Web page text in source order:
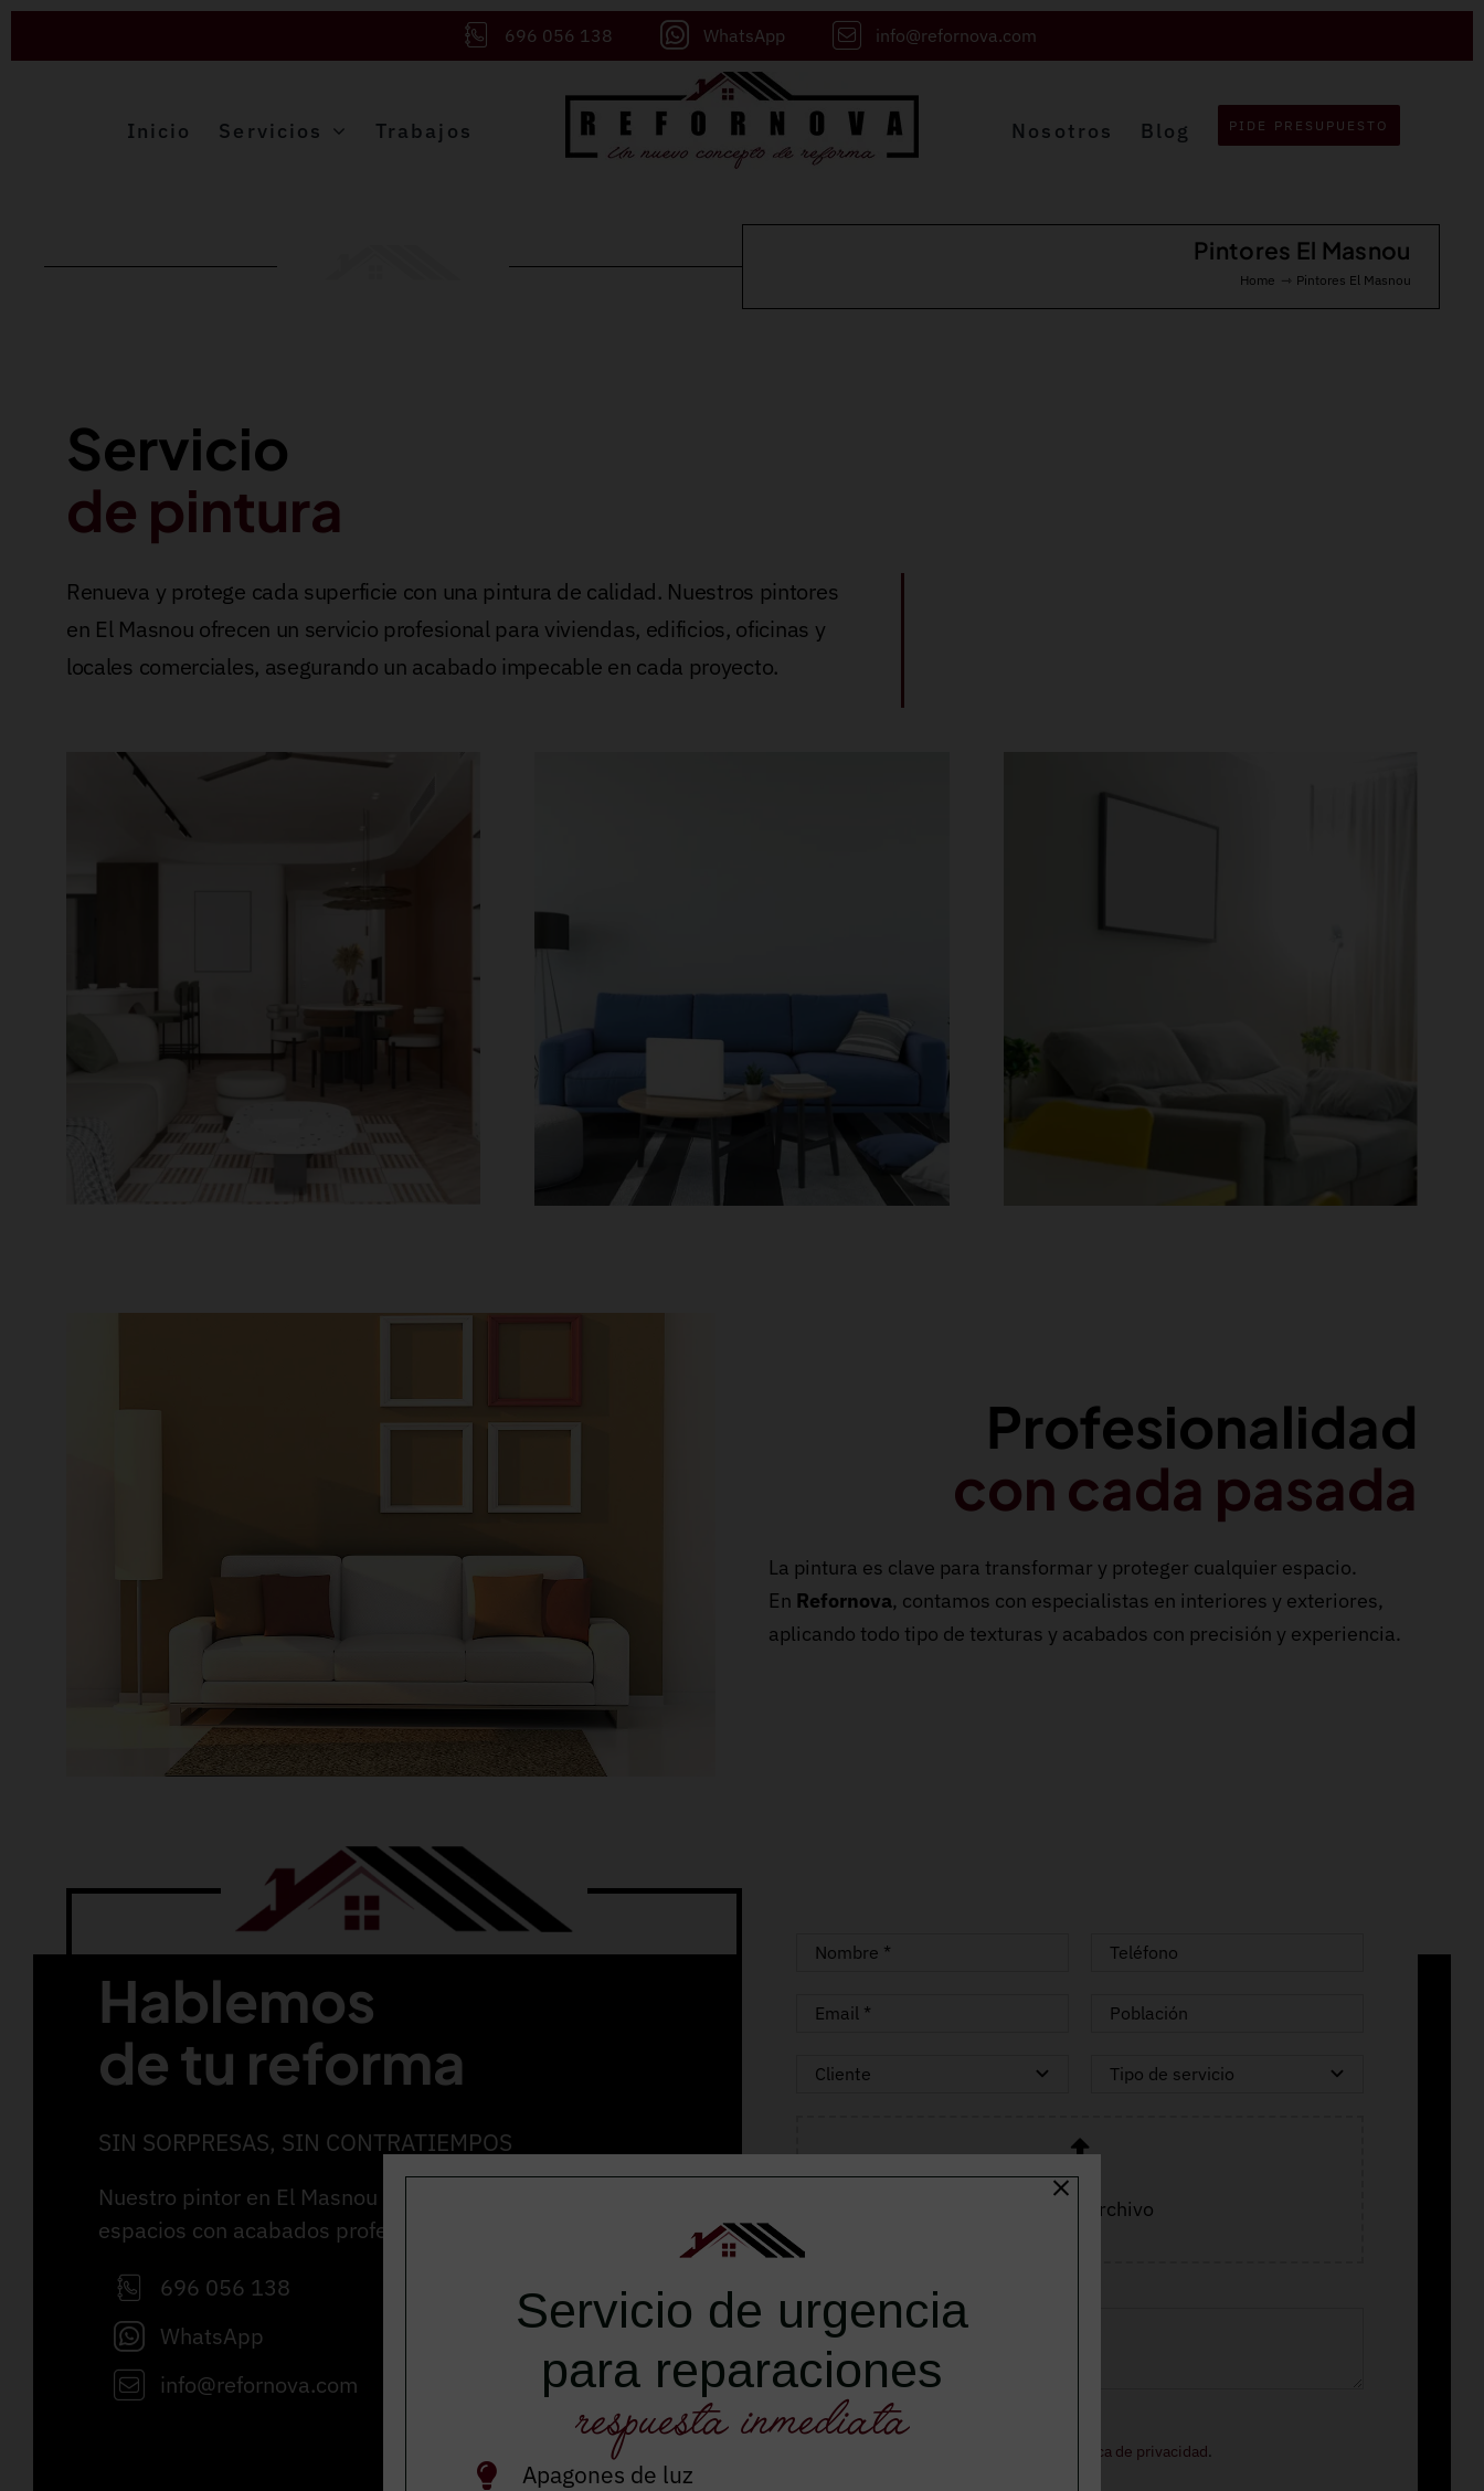
Saltar
696 056 138 WhatsApp info@refornova.com
Inicio Servicios Trabajos Nosotros Blog PIDE PRESUPUESTO
Pintores El Masnou
Home Pintores El Masnou
Servicio
de pintura
Renueva y protege cada superficie con una pintura de calidad. Nuestros pintores
en El Masnou ofrecen un servicio profesional para viviendas, edificios, oficinas y
locales comerciales, asegurando un acabado impecable en cada proyecto.
Profesionalidad
con cada pasada
La pintura es clave para transformar y proteger cualquier espacio.
En Refornova, contamos con especialistas en interiores y exteriores,
aplicando todo tipo de texturas y acabados con precisión y experiencia.
Hablemos
de tu reforma
SIN SORPRESAS, SIN CONTRATIEMPOS
Nuestro pintor en El Masnou se encarga de renovar los
espacios con acabados profesionales y duraderos.
696 056 138
WhatsApp
info@refornova.com
Adjuntar archivo
Autorizo el envío de información.
política de privacidad.
Servicio de urgencia
para reparaciones
respuesta inmediata
Apagones de luz